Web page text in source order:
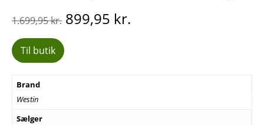
1.699,95kr. Den
oprindelige
899,95 kr.
Til butik
Brand
Westin
Sælger